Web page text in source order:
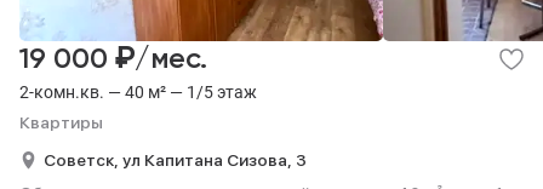
2-комн.кв. — 40 м² — 1/5 этаж
Квартиры
19 000 ₽/мес.
Советск, ул Капитана Сизова, 3